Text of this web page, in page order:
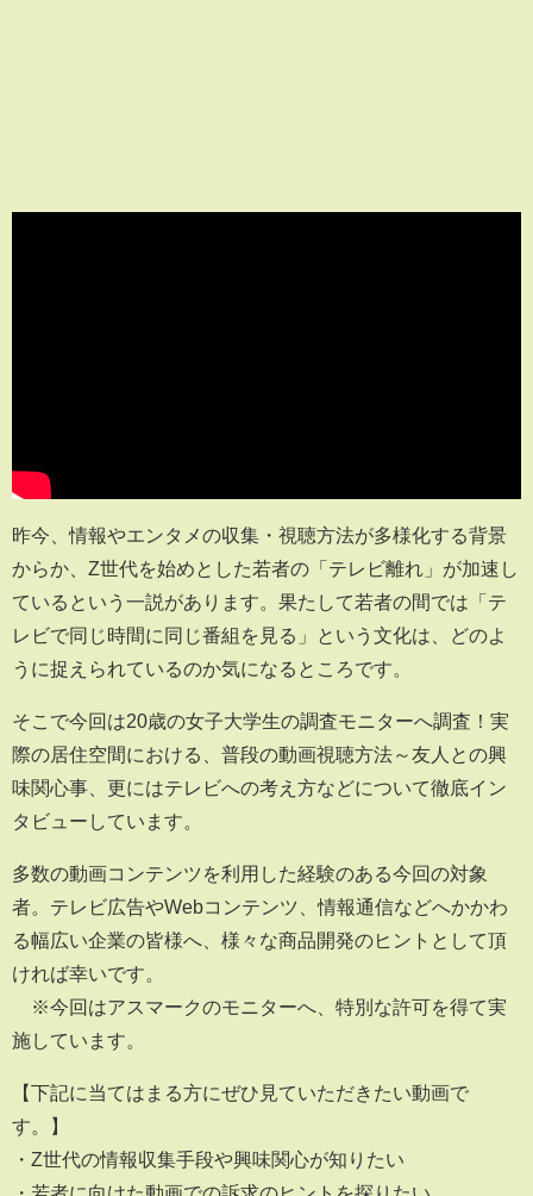
昨今、情報やエンタメの収集・視聴方法が多様化する背景
からか、Z世代を始めとした若者の「テレビ離れ」が加速し
ているという一説があります。果たして若者の間では「テ
レビで同じ時間に同じ番組を見る」という文化は、どのよ
うに捉えられているのか気になるところです。
そこで今回は20歳の女子大学生の調査モニターへ調査！実
際の居住空間における、普段の動画視聴方法～友人との興
味関心事、更にはテレビへの考え方などについて徹底イン
タビューしています。
多数の動画コンテンツを利用した経験のある今回の対象
者。テレビ広告やWebコンテンツ、情報通信などへかかわ
る幅広い企業の皆様へ、様々な商品開発のヒントとして頂
ければ幸いです。
※今回はアスマークのモニターへ、特別な許可を得て実
施しています。
【下記に当てはまる方にぜひ見ていただきたい動画で
す。】
・Z世代の情報収集手段や興味関心が知りたい